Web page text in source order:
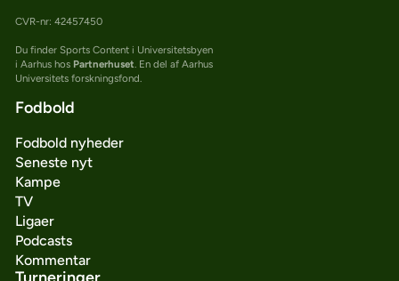
CVR-nr: 42457450
Du finder Sports Content i Universitetsbyen
i Aarhus hos Partnerhuset. En del af Aarhus
Universitets forskningsfond.
Fodbold
Fodbold nyheder
Seneste nyt
Kampe
TV
Ligaer
Podcasts
Kommentar